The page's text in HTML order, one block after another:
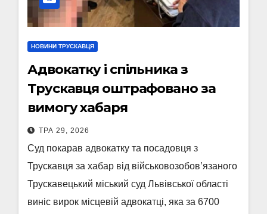
НОВИНИ ТРУСКАВЦЯ
Адвокатку і спільника з
Трускавця оштрафовано за
вимогу хабаря
ТРА 29, 2026
Суд покарав адвокатку та посадовця з
Трускавця за хабар від військовозобов’язаного
Трускавецький міський суд Львівської області
виніс вирок місцевій адвокатці, яка за 6700